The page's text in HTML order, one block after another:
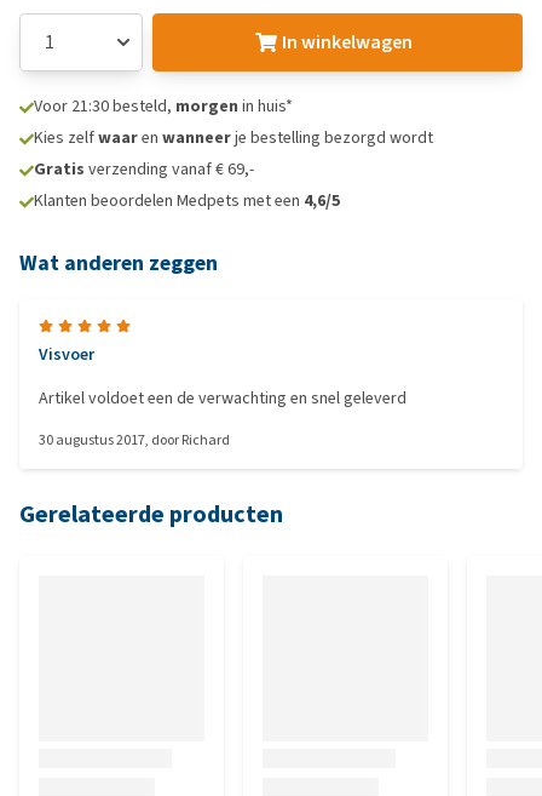
In winkelwagen
Voor 21:30 besteld, morgen in huis*
Kies zelfwaaren wanneerje bestelling bezorgd wordt
Gratis verzending vanaf € 69,-
Klanten beoordelen Medpets met een 4,6/5
Wat anderen zeggen
Visvoer
Artikel voldoet een de verwachting en snel geleverd
30 augustus 2017, doorRichard
Gerelateerde producten